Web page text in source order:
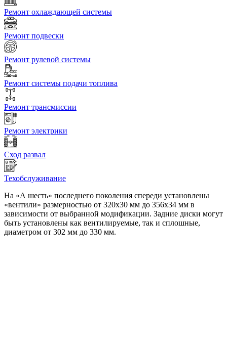
Ремонт охлаждающей системы
Ремонт подвески
Ремонт рулевой системы
Ремонт системы подачи топлива
Ремонт трансмиссии
Ремонт электрики
Сход развал
Техобслуживание
На «А шесть» последнего поколения спереди установлены
«вентили» размерностью от 320х30 мм до 356х34 мм в
зависимости от выбранной модификации. Задние диски могут
быть установлены как вентилируемые, так и сплошные,
диаметром от 302 мм до 330 мм.